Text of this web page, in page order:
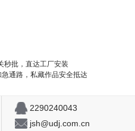
秒批，直达工厂安装
通路，私藏作品安全抵达
2290240043
jsh@udj.com.cn